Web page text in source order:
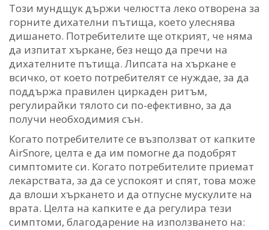
Този мундщук държи челюстта леко отворена за
горните дихателни пътища, което улеснява
дишането. Потребителите ще открият, че няма
да изпитат хъркане, без нещо да пречи на
дихателните пътища. Липсата на хъркане е
всичко, от което потребителят се нуждае, за да
поддържа правилен циркаден ритъм,
регулирайки тялото си по-ефективно, за да
получи необходимия сън.
Когато потребителите се възползват от капките
AirSnore, целта е да им помогне да подобрят
симптомите си. Когато потребителите приемат
лекарствата, за да се успокоят и спят, това може
да влоши хъркането и да отпусне мускулите на
врата. Целта на капките е да регулира тези
симптоми, благодарение на използването на: